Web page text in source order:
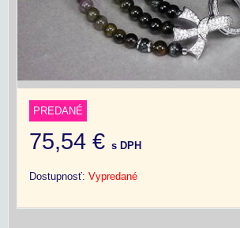
PREDANÉ
75,54 € s DPH
Dostupnosť: Vypredané